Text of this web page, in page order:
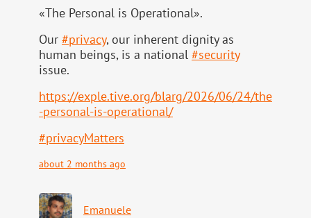
«The Personal is Operational».
Our #privacy, our inherent dignity as
human beings, is a national #security
issue.
https://exple.tive.org/blarg/2026/06/24/the
-personal-is-operational/
#privacyMatters
about 2 months ago
Emanuele